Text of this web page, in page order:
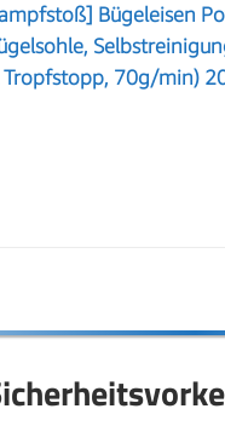
Bügeleisen
Tropfstopp, 70g/min)